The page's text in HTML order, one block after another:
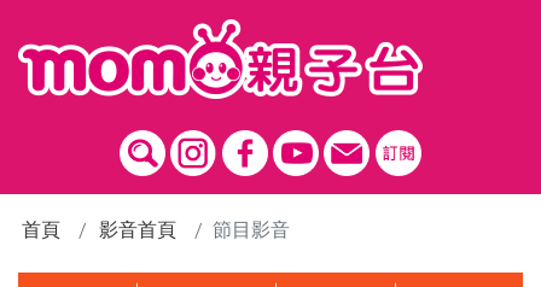
首頁 影音首頁 節目影音